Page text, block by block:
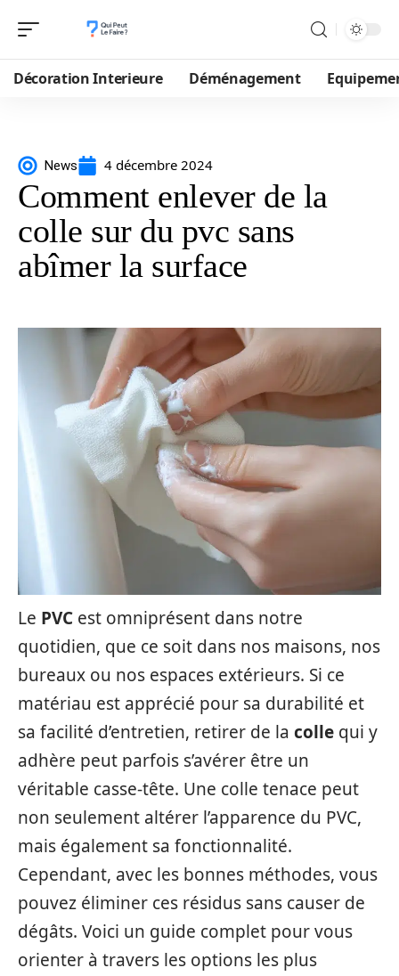
Décoration Interieure Déménagement
News 4 décembre 2024
Comment enlever de la
colle sur du pvc sans
abîmer la surface
Le PVC est omniprésent dans notre
quotidien, que ce soit dans nos maisons, nos
bureaux ou nos espaces extérieurs. Si ce
matériau est apprécié pour sa durabilité et
sa facilité d’entretien, retirer de la colle qui y
adhère peut parfois s’avérer être un
véritable casse-tête. Une colle tenace peut
non seulement altérer l’apparence du PVC,
mais également sa fonctionnalité.
Cependant, avec les bonnes méthodes, vous
pouvez éliminer ces résidus sans causer de
dégâts. Voici un guide complet pour vous
orienter à travers les options les plus